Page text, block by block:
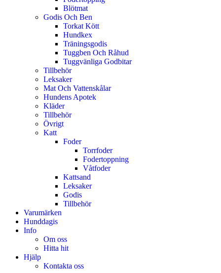
Blötmat
Godis Och Ben
Torkat Kött
Hundkex
Träningsgodis
Tuggben Och Råhud
Tuggvänliga Godbitar
Tillbehör
Leksaker
Mat Och Vattenskålar
Hundens Apotek
Kläder
Tillbehör
Övrigt
Katt
Foder
Torrfoder
Fodertoppning
Våtfoder
Kattsand
Leksaker
Godis
Tillbehör
Varumärken
Hunddagis
Info
Om oss
Hitta hit
Hjälp
Kontakta oss